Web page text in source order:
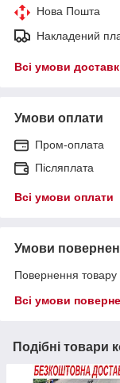
Нова Пошта
Накладений
Всі умови
Умови оплати
Пром-оплата
Післяплата
Всі умови оплати
Умови
Повернення товару
Всі умови
Подібні товари